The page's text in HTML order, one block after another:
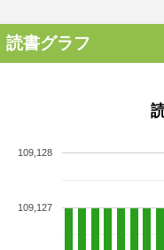
読書グラフ
109,127
109,128